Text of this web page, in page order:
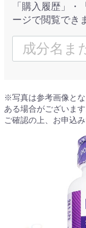
「購入履歴」
ージで閲覧でき
※写真は参考画像と
ある場合がございま
ご確認の上、お申込